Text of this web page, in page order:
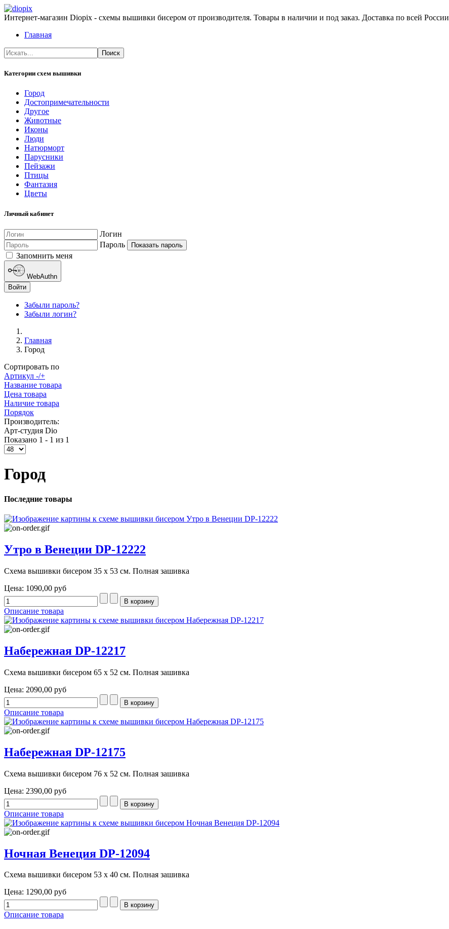
Интернет-магазин Diopix - схемы вышивки бисером от производителя. Товары в наличии и под заказ. Доставка по всей России
Главная
Категории схем вышивки
Город
Достопримечательности
Другое
Животные
Иконы
Люди
Натюрморт
Парусники
Пейзажи
Птицы
Фантазия
Цветы
Личный кабинет
Логин
Пароль
Показать пароль
Запомнить меня
WebAuthn
Войти
Забыли пароль?
Забыли логин?
Главная
Город
Сортировать по
Артикул -/+
Название товара
Цена товара
Наличие товара
Порядок
Производитель:
Арт-студия Dio
Показано 1 - 1 из 1
Город
Последние товары
Утро в Венеции DP-12222
Схема вышивки бисером 35 х 53 см. Полная зашивка
Цена: 1090,00 руб
Описание товара
Набережная DP-12217
Схема вышивки бисером 65 х 52 см. Полная зашивка
Цена: 2090,00 руб
Описание товара
Набережная DP-12175
Схема вышивки бисером 76 х 52 см. Полная зашивка
Цена: 2390,00 руб
Описание товара
Ночная Венеция DP-12094
Схема вышивки бисером 53 х 40 см. Полная зашивка
Цена: 1290,00 руб
Описание товара